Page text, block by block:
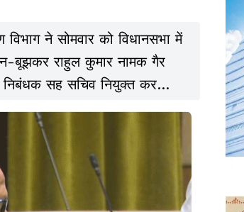
विभाग ने सोमवार को विधानसभा में
बूझकर राहुल कुमार नामक गैर
निबंधक सह सचिव नियुक्त कर